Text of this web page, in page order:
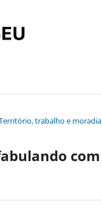
trabalho e